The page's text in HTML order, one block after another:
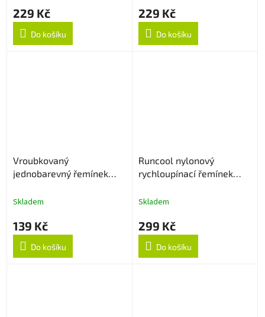
229 Kč
Do košíku
229 Kč
Do košíku
Vroubkovaný
jednobarevný řemínek
Skladem
139 Kč
Do košíku
Runcool nylonový
rychloupínací řemínek
Skladem
299 Kč
Do košíku